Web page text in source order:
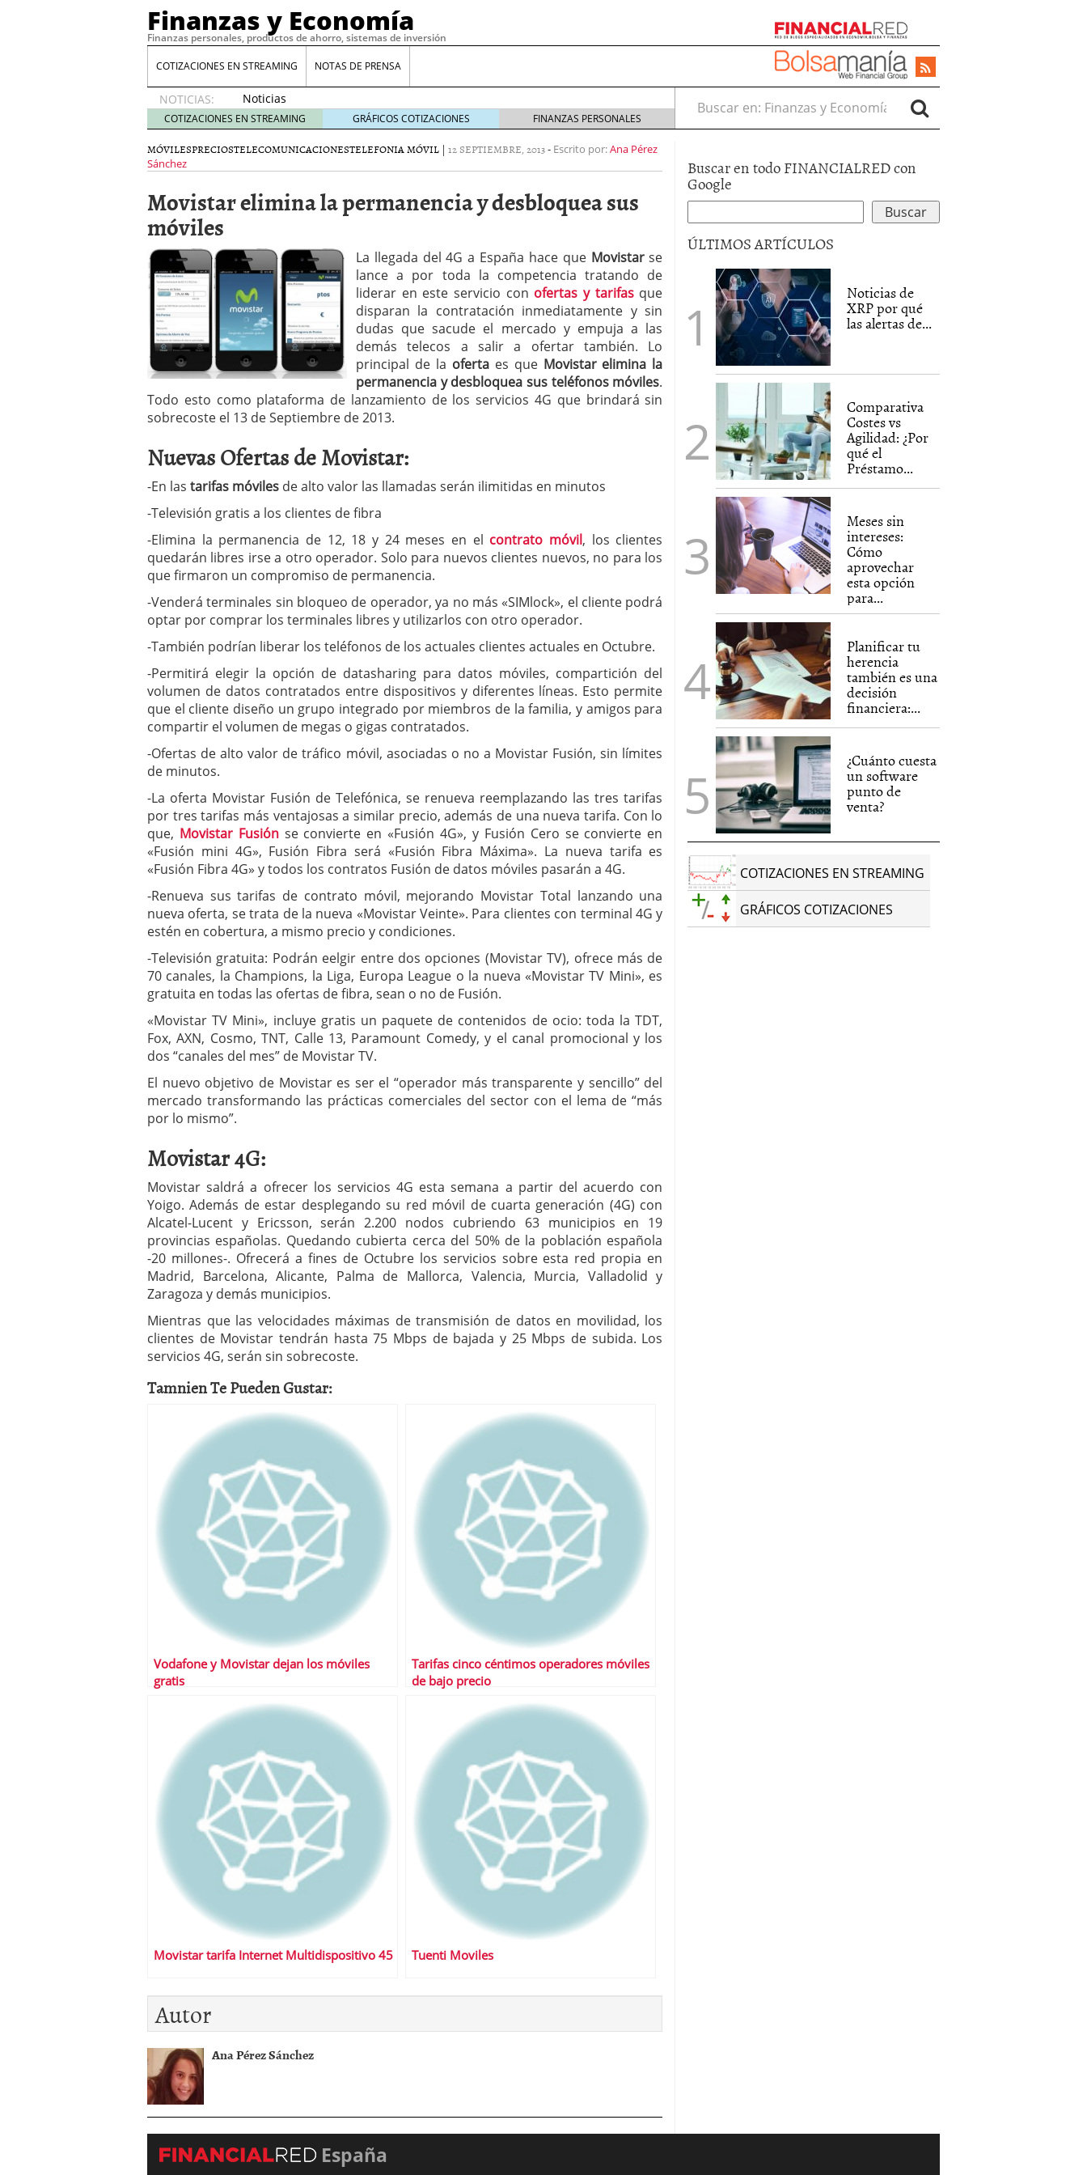
Finanzas y Economía
Finanzas personales, productos de ahorro, sistemas de inversión
COTIZACIONES EN STREAMING NOTAS DE PRENSA
NOTICIAS:
Noticias
de XRP
por qué
las
whales
suelen
de abril
de 2026
Comparativa Costes vs Agilidad: ¿Por qué el Préstamo Promotor privado
acelera la rentabilidad? 12 de diciembre de 2025
Meses sin intereses: Cómo aprovechar esta opción para gestionar tus
compras
24 de noviembre de 2025
Planificar tu herencia también es una decisión financiera: cómo anticiparte
a los costes 21 de noviembre de 2025
¿Cuánto cuesta un software punto de venta? 3 de octubre de 2025
COTIZACIONES EN STREAMING GRÁFICOS COTIZACIONES FINANZAS PERSONALES
Buscar en:
MÓVILESPRECIOSTELECOMUNICACIONESTELEFONIA MÓVIL | 12 SEPTIEMBRE, 2013- Escrito por:Ana Pérez
Sánchez
Movistar elimina la permanencia y desbloquea sus
móviles
La llegada del 4G a España hace que Movistarse
lance a por toda la competencia tratando de
liderar en este servicio con ofertas y tarifasque
disparan la contratación inmediatamente y sin
dudas que sacude el mercado y empuja a las
demás telecos a salir a ofertar también. Lo
principal de la ofertaes que Movistar elimina la
permanencia y desbloquea sus teléfonos móviles.
Todo esto como plataforma de lanzamiento de los servicios 4G que brindará sin
sobrecoste el 13 de Septiembre de 2013.
Nuevas Ofertas de Movistar:
-En las tarifas móviles de alto valor las llamadas serán ilimitidas en minutos
-Televisión gratis a los clientes de fibra
-Elimina la permanencia de 12, 18 y 24 meses en el contrato móvil, los clientes
quedarán libres irse a otro operador. Solo para nuevos clientes nuevos, no para los
que firmaron un compromiso de permanencia.
-Venderá terminales sin bloqueo de operador, ya no más «SIMlock», el cliente podrá
optar por comprar los terminales libres y utilizarlos con otro operador.
-También podrían liberar los teléfonos de los actuales clientes actuales en Octubre.
-Permitirá elegir la opción de datasharing para datos móviles, compartición del
volumen de datos contratados entre dispositivos y diferentes líneas. Esto permite
que el cliente diseño un grupo integrado por miembros de la familia, y amigos para
compartir el volumen de megas o gigas contratados.
-Ofertas de alto valor de tráfico móvil, asociadas o no a Movistar Fusión, sin límites
de minutos.
-La oferta Movistar Fusión de Telefónica, se renueva reemplazando las tres tarifas
por tres tarifas más ventajosas a similar precio, además de una nueva tarifa. Con lo
que, Movistar Fusiónse convierte en «Fusión 4G», y Fusión Cero se convierte en
«Fusión mini 4G», Fusión Fibra será «Fusión Fibra Máxima». La nueva tarifa es
«Fusión Fibra 4G» y todos los contratos Fusión de datos móviles pasarán a 4G.
-Renueva sus tarifas de contrato móvil, mejorando Movistar Total lanzando una
nueva oferta, se trata de la nueva «Movistar Veinte». Para clientes con terminal 4G y
estén en cobertura, a mismo precio y condiciones.
-Televisión gratuita: Podrán eelgir entre dos opciones (Movistar TV), ofrece más de
70 canales, la Champions, la Liga, Europa League o la nueva «Movistar TV Mini», es
gratuita en todas las ofertas de fibra, sean o no de Fusión.
«Movistar TV Mini», incluye gratis un paquete de contenidos de ocio: toda la TDT,
Fox, AXN, Cosmo, TNT, Calle 13, Paramount Comedy, y el canal promocional y los
dos “canales del mes” de Movistar TV.
El nuevo objetivo de Movistar es ser el “operador más transparente y sencillo” del
mercado transformando las prácticas comerciales del sector con el lema de “más
por lo mismo”.
Movistar 4G:
Movistar saldrá a ofrecer los servicios 4G esta semana a partir del acuerdo con
Yoigo. Además de estar desplegando su red móvil de cuarta generación (4G) con
Alcatel-Lucent y Ericsson, serán 2.200 nodos cubriendo 63 municipios en 19
provincias españolas. Quedando cubierta cerca del 50% de la población española
-20 millones-. Ofrecerá a fines de Octubre los servicios sobre esta red propia en
Madrid, Barcelona, Alicante, Palma de Mallorca, Valencia, Murcia, Valladolid y
Zaragoza y demás municipios.
Mientras que las velocidades máximas de transmisión de datos en movilidad, los
clientes de Movistar tendrán hasta 75 Mbps de bajada y 25 Mbps de subida. Los
servicios 4G, serán sin sobrecoste.
Tamnien Te Pueden Gustar:
Vodafone y Movistar dejan los móviles
gratis
Tarifas cinco céntimos operadores móviles
de bajo precio
Movistar tarifa Internet Multidispositivo 45 Tuenti Moviles
Autor
Ana Pérez Sánchez
Buscar en todo FINANCIALRED con
Google
ÚLTIMOS ARTÍCULOS
Noticias de
XRP por qué
las alertas de...
Comparativa
Costes vs
Agilidad: ¿Por
qué el
Préstamo...
Meses sin
intereses:
Cómo
aprovechar
esta opción
para...
Planificar tu
herencia
también es una
decisión
financiera:...
¿Cuánto cuesta
un software
punto de
venta?
COTIZACIONES EN STREAMING
GRÁFICOS COTIZACIONES
España